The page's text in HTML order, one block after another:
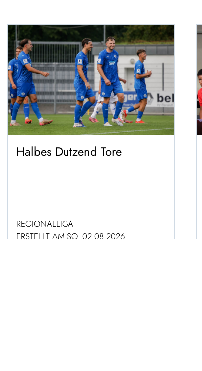
Halbes Dutzend Tore
REGIONALLIGA
ERSTELLT AM SO. 02.08.2026